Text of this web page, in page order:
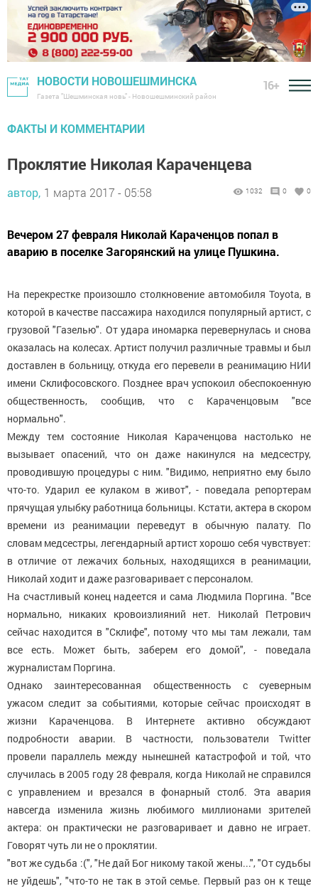
НОВОСТИ НОВОШЕШМИНСКА
Газета "Шешминская новь" - Новошешминский район
16+
ФАКТЫ И КОММЕНТАРИИ
Проклятие Николая Караченцева
автор, 1 марта 2017 - 05:58 1032 0 0
Вечером 27 февраля Николай Караченцов попал в
аварию в поселке Загорянский на улице Пушкина.
На перекрестке произошло столкновение автомобиля Toyota, в
которой в качестве пассажира находился популярный артист, с
грузовой "Газелью". От удара иномарка перевернулась и снова
оказалась на колесах. Артист получил различные травмы и был
доставлен в больницу, откуда его перевели в реанимацию НИИ
имени Склифосовского. Позднее врач успокоил обеспокоенную
общественность, сообщив, что с Караченцовым "все
нормально".
Между тем состояние Николая Караченцова настолько не
вызывает опасений, что он даже накинулся на медсестру,
проводившую процедуры с ним. "Видимо, неприятно ему было
что-то. Ударил ее кулаком в живот", - поведала репортерам
прячущая улыбку работница больницы. Кстати, актера в скором
времени из реанимации переведут в обычную палату. По
словам медсестры, легендарный артист хорошо себя чувствует:
в отличие от лежачих больных, находящихся в реанимации,
Николай ходит и даже разговаривает с персоналом.
На счастливый конец надеется и сама Людмила Поргина. "Все
нормально, никаких кровоизлияний нет. Николай Петрович
сейчас находится в "Склифе", потому что мы там лежали, там
все есть. Может быть, заберем его домой", - поведала
журналистам Поргина.
Однако заинтересованная общественность с суеверным
ужасом следит за событиями, которые сейчас происходят в
жизни Караченцова. В Интернете активно обсуждают
подробности аварии. В частности, пользователи Twitter
провели параллель между нынешней катастрофой и той, что
случилась в 2005 году 28 февраля, когда Николай не справился
с управлением и врезался в фонарный столб. Эта авария
навсегда изменила жизнь любимого миллионами зрителей
актера: он практически не разговаривает и давно не играет.
Говорят чуть ли не о проклятии.
"вот же судьба :(", "Не дай Бог никому такой жены...", "От судьбы
не уйдешь", "что-то не так в этой семье. Первый раз он к теще